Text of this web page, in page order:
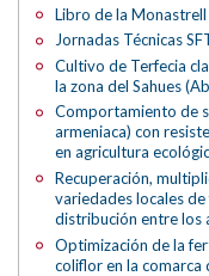
Libro de la Monastrell
Jornadas Técnicas
Cultivo de Terfecia
la zona del Sahues
Comportamiento de
armeniaca) con
en agricultura
Recuperación,
variedades locales
distribución entre los
Optimización de la
coliflor en la comarca